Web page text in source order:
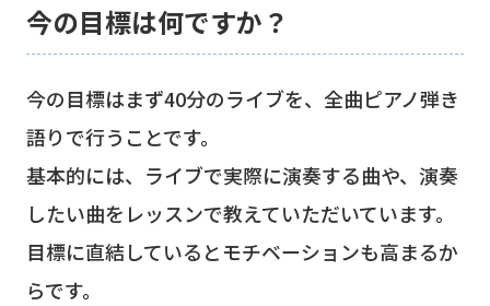
今の目標は何ですか？
今の目標はまず40分のライブを、全曲ピアノ弾き
語りで行うことです。
基本的には、ライブで実際に演奏する曲や、演奏
したい曲をレッスンで教えていただいています。
目標に直結しているとモチベーションも高まるか
らです。